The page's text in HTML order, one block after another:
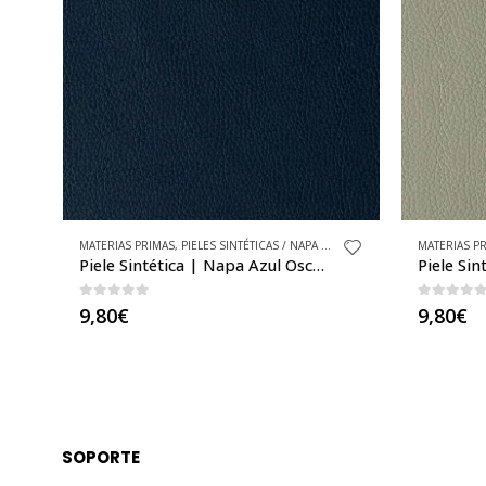
,PIELES SINTÉTICAS BÁSICAS,TEJIDOS
MATERIAS PRIMAS, PIELES SINTÉTICAS / NAPA / CUERO SINTÉTICO ,PIELES
Piele Sintética | Napa Cemento al Metro
0 out of 5
9,80€
MATERIAS
0 out of
19,94€
SOPORTE